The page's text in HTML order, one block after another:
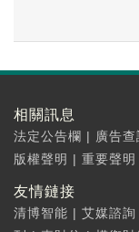
相關訊息
法定公告欄 | 廣告查
版權聲明 | 重要聲明
友情鏈接
清博智能 | 艾媒諮詢